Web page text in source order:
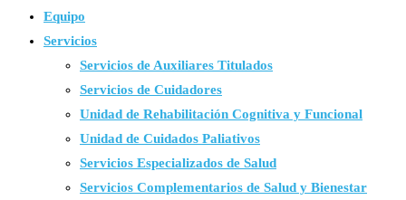
Equipo
Servicios
Servicios de Auxiliares Titulados
Servicios de Cuidadores
Unidad de Rehabilitación Cognitiva y Funcional
Unidad de Cuidados Paliativos
Servicios Especializados de Salud
Servicios Complementarios de Salud y Bienestar